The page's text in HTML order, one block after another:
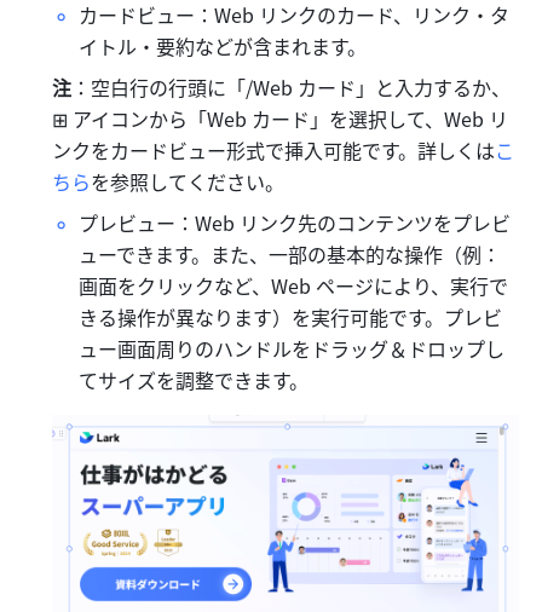
カードビュー：Web リンクのカード、リンク・タ
イトル・要約などが含まれます。
注 ：空白行の行頭に「/Web カード」と入力するか、
⊞ アイコンから「Web カード」を選択して、Web リ
ンクをカードビュー形式で挿入可能です。詳しくはこ
ちらを参照してください。
プレビュー：Web リンク先のコンテンツをプレビ
ューできます。また、一部の基本的な操作（例：
画面をクリックなど、Web ページにより、実行で
きる操作が異なります）を実行可能です。プレビ
ュー画面周りのハンドルをドラッグ＆ドロップし
てサイズを調整できます。